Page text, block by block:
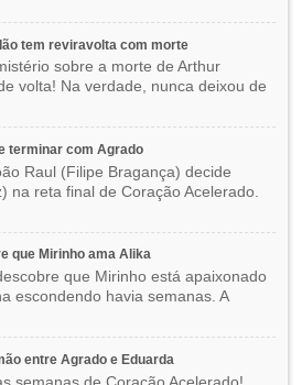
tem reviravolta com morte
sobre a morte de Arthur
volta! Na verdade, nunca deixou de
terminar com Agrado
Raul (Filipe Bragança) decide
na reta final de Coração Acelerado.
que Mirinho ama Alika
que Mirinho está apaixonado
escondendo havia semanas. A
entre Agrado e Eduarda
semanas de Coração Acelerado!